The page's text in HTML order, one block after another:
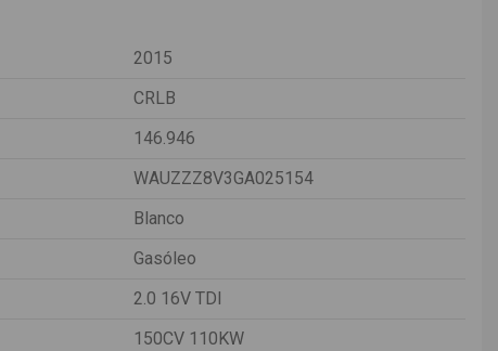
2015
CRLB
146.946
WAUZZZ8V3GA025154
Blanco
Gasóleo
2.0 16V TDI
150CV 110KW